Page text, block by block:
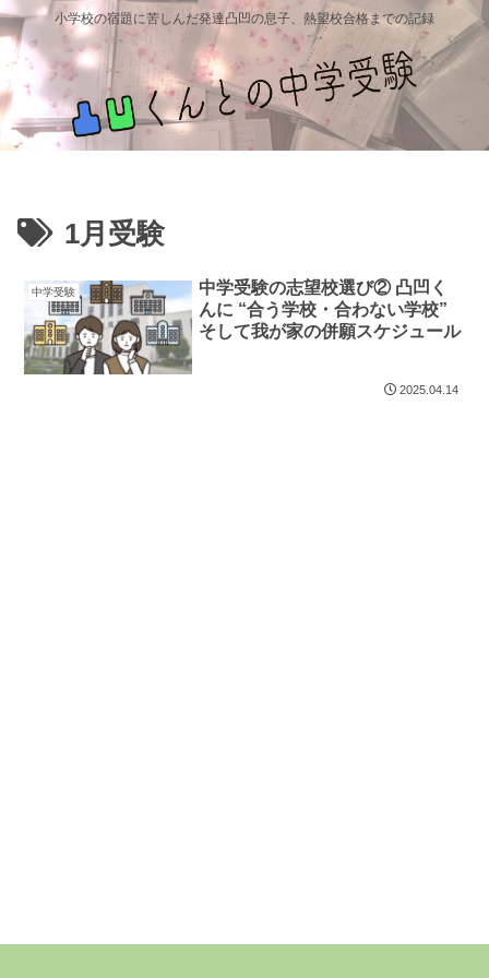
小学校の宿題に苦しんだ発達凸凹の息子、熱望校合格までの記録
1月受験
中学受験
中学受験の志望校選び② 凸凹く
んに “合う学校・合わない学校”
そして我が家の併願スケジュール
2025.04.14